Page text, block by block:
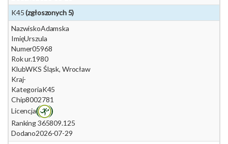
K45(zgłoszonych 5)
NazwiskoAdamska
ImięUrszula
Numer05968
Rok ur.1980
KlubWKS Śląsk, Wrocław
Kraj-
KategoriaK45
Chip8002781
Licencja
Ranking 365809.125
Dodano2026-07-29